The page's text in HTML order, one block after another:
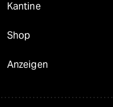
Kantine
Shop
Anzeigen